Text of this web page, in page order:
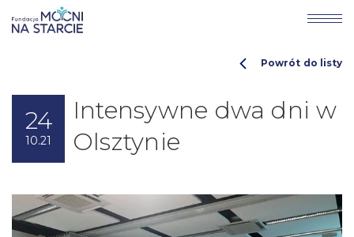
24
10.21
Intensywne dwa dni w
Olsztynie
Powrót do listy